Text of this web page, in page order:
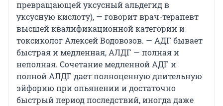
превращающей уксусный альдегид в
уксусную кислоту), — говорит врач-терапевт
высшей квалификационной категории и
токсиколог Алексей Водовозов. — АДГ бывает
быстрая и медленная, АЛДГ — полная и
неполная. Сочетание медленной АДГ и
полной АЛДГ дает полноценную длительную
эйфорию при опьянении и достаточно
быстрый период последствий, иногда даже